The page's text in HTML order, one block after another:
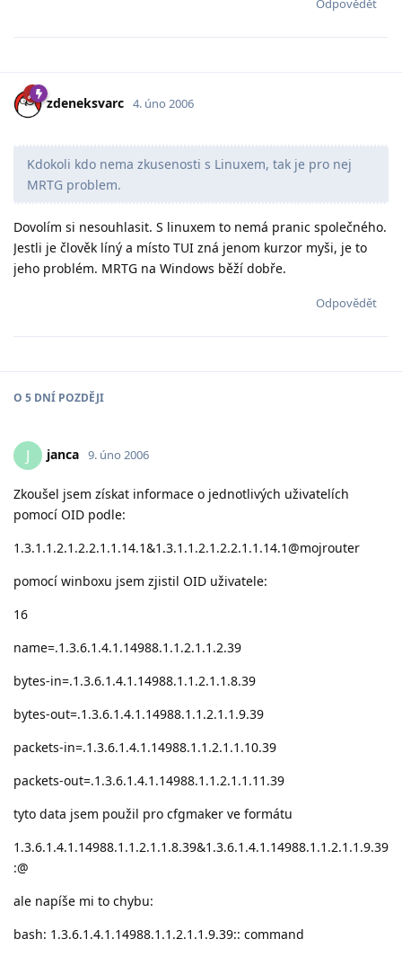
Odpovědět
zdeneksvarc 4. úno 2006
Kdokoli kdo nema zkusenosti s Linuxem, tak je pro nej
MRTG problem.
Dovolím si nesouhlasit. S linuxem to nemá pranic společného.
Jestli je člověk líný a místo TUI zná jenom kurzor myši, je to
jeho problém. MRTG na Windows běží dobře.
Odpovědět
O 5 DNÍ POZDĚJI
J janca 9. úno 2006
Zkoušel jsem získat informace o jednotlivých uživatelích
pomocí OID podle:
1.3.1.1.2.1.2.2.1.1.14.1&1.3.1.1.2.1.2.2.1.1.14.1@mojrouter
pomocí winboxu jsem zjistil OID uživatele:
16
name=.1.3.6.1.4.1.14988.1.1.2.1.1.2.39
bytes-in=.1.3.6.1.4.1.14988.1.1.2.1.1.8.39
bytes-out=.1.3.6.1.4.1.14988.1.1.2.1.1.9.39
packets-in=.1.3.6.1.4.1.14988.1.1.2.1.1.10.39
packets-out=.1.3.6.1.4.1.14988.1.1.2.1.1.11.39
tyto data jsem použil pro cfgmaker ve formátu
1.3.6.1.4.1.14988.1.1.2.1.1.8.39&1.3.6.1.4.1.14988.1.1.2.1.1.9.39
:@
ale napíše mi to chybu:
bash: 1.3.6.1.4.1.14988.1.1.2.1.1.9.39:: command